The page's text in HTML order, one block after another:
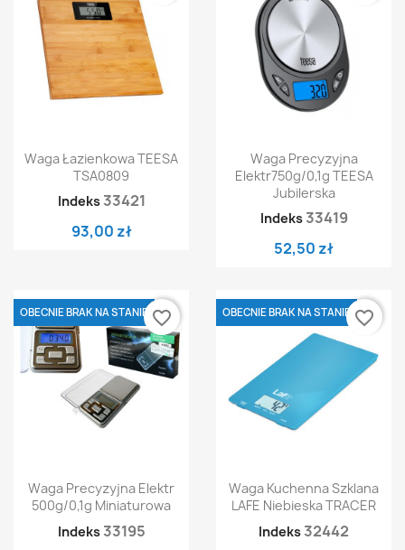
Waga Łazienkowa TEESA
TSA0809
Indeks 33421
93,00 zł
Waga Precyzyjna
Elektr750g/0,1g TEESA
Jubilerska
Indeks 33419
52,50 zł
Waga Precyzyjna Elektr
500g/0,1g Miniaturowa
Indeks 33195
OBECNIE BRAK NA STANIE favorite_border
Waga Kuchenna Szklana
LAFE Niebieska TRACER
Indeks 32442
OBECNIE BRAK NA STANIE favorite_border